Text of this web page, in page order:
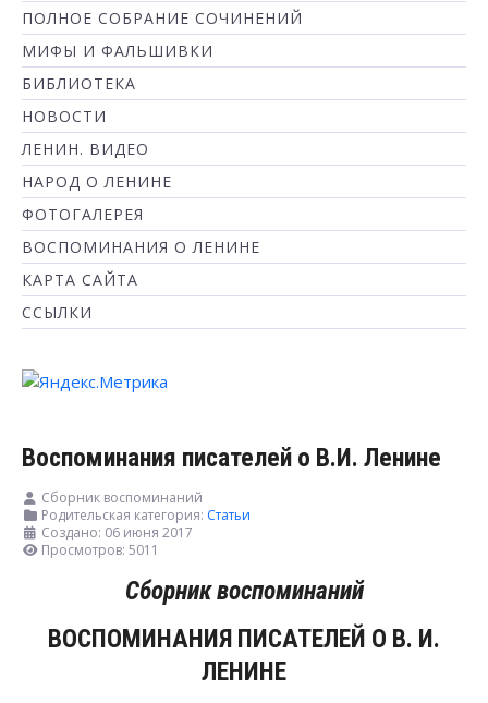
ПОЛНОЕ СОБРАНИЕ СОЧИНЕНИЙ
МИФЫ И ФАЛЬШИВКИ
БИБЛИОТЕКА
НОВОСТИ
ЛЕНИН. ВИДЕО
НАРОД О ЛЕНИНЕ
ФОТОГАЛЕРЕЯ
ВОСПОМИНАНИЯ О ЛЕНИНЕ
КАРТА САЙТА
ССЫЛКИ
Воспоминания писателей о В.И. Ленине
Сборник воспоминаний
Родительская категория: Статьи
Создано: 06 июня 2017
Просмотров: 5011
Сборник воспоминаний
ВОСПОМИНАНИЯ ПИСАТЕЛЕЙ О В. И.
ЛЕНИНЕ